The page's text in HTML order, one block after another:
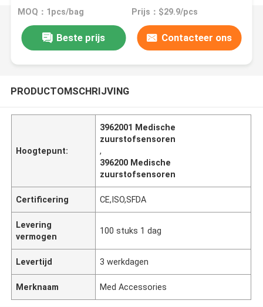
Cell
MOQ：1pcs/bag Prijs：$29.9/pcs
Beste prijs Contacteer ons
PRODUCTOMSCHRIJVING
Hoogtepunt:
3962001 Medische
zuurstofsensoren
,
396200 Medische
zuurstofsensoren
Certificering CE,ISO,SFDA
Levering
vermogen
100 stuks 1 dag
Levertijd 3 werkdagen
Merknaam Med Accessories